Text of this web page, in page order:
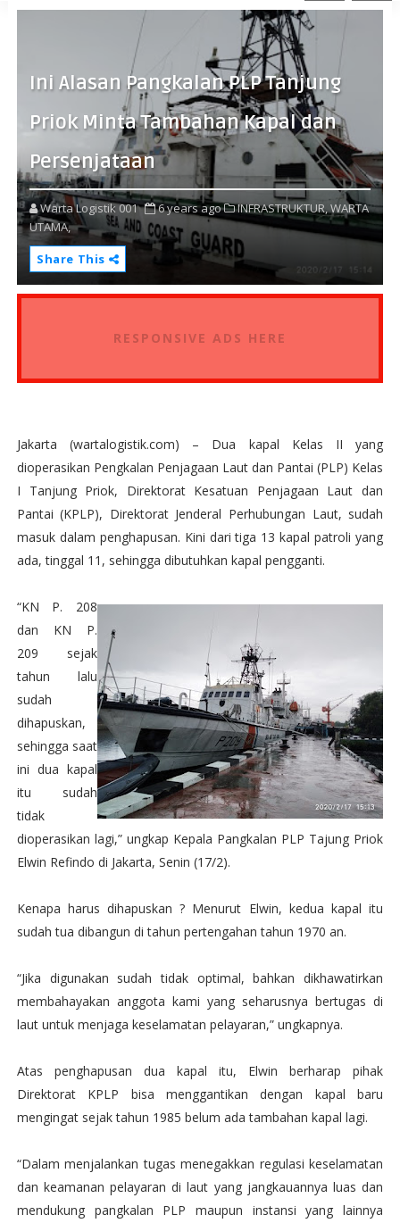
Ini Alasan Pangkalan PLP Tanjung
Priok Minta Tambahan Kapal dan
Persenjataan
Warta Logistik 001 6 years ago INFRASTRUKTUR,WARTA
UTAMA,
Share This
RESPONSIVE ADS HERE
Jakarta (wartalogistik.com) – Dua kapal Kelas II yang
dioperasikan Pengkalan Penjagaan Laut dan Pantai (PLP) Kelas
I Tanjung Priok, Direktorat Kesatuan Penjagaan Laut dan
Pantai (KPLP), Direktorat Jenderal Perhubungan Laut, sudah
masuk dalam penghapusan. Kini dari tiga 13 kapal patroli yang
ada, tinggal 11, sehingga dibutuhkan kapal pengganti.
“KN P. 208
dan KN P.
209 sejak
tahun lalu
sudah
dihapuskan,
sehingga saat
ini dua kapal
itu sudah
tidak
dioperasikan lagi,” ungkap Kepala Pangkalan PLP Tajung Priok
Elwin Refindo di Jakarta, Senin (17/2).
Kenapa harus dihapuskan ? Menurut Elwin, kedua kapal itu
sudah tua dibangun di tahun pertengahan tahun 1970 an.
“Jika digunakan sudah tidak optimal, bahkan dikhawatirkan
membahayakan anggota kami yang seharusnya bertugas di
laut untuk menjaga keselamatan pelayaran,” ungkapnya.
Atas penghapusan dua kapal itu, Elwin berharap pihak
Direktorat KPLP bisa menggantikan dengan kapal baru
mengingat sejak tahun 1985 belum ada tambahan kapal lagi.
“Dalam menjalankan tugas menegakkan regulasi keselamatan
dan keamanan pelayaran di laut yang jangkauannya luas dan
mendukung pangkalan PLP maupun instansi yang lainnya